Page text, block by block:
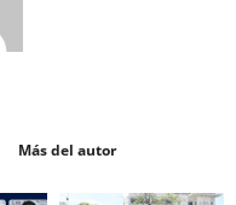
Más del autor